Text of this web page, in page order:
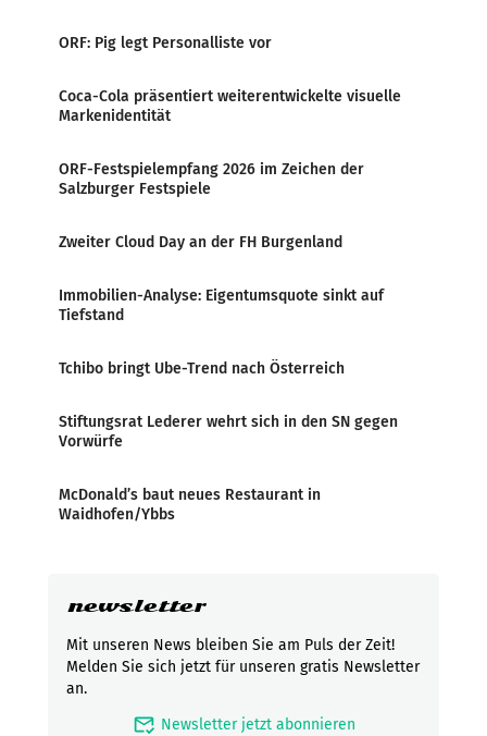
ORF: Pig legt Personalliste vor
Coca-Cola präsentiert weiterentwickelte visuelle
Markenidentität
ORF-Festspielempfang 2026 im Zeichen der
Salzburger Festspiele
Zweiter Cloud Day an der FH Burgenland
Immobilien-Analyse: Eigentumsquote sinkt auf
Tiefstand
Tchibo bringt Ube-Trend nach Österreich
Stiftungsrat Lederer wehrt sich in den SN gegen
Vorwürfe
McDonald’s baut neues Restaurant in
Waidhofen/Ybbs
newsletter
Mit unseren News bleiben Sie am Puls der Zeit!
Melden Sie sich jetzt für unseren gratis Newsletter
an.
mark_email_read Newsletter jetzt abonnieren